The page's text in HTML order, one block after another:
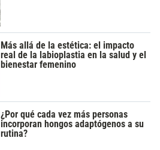
Más allá de la estética: el impacto
real de la labioplastia en la salud y el
bienestar femenino
¿Por qué cada vez más personas
incorporan hongos adaptógenos a su
rutina?